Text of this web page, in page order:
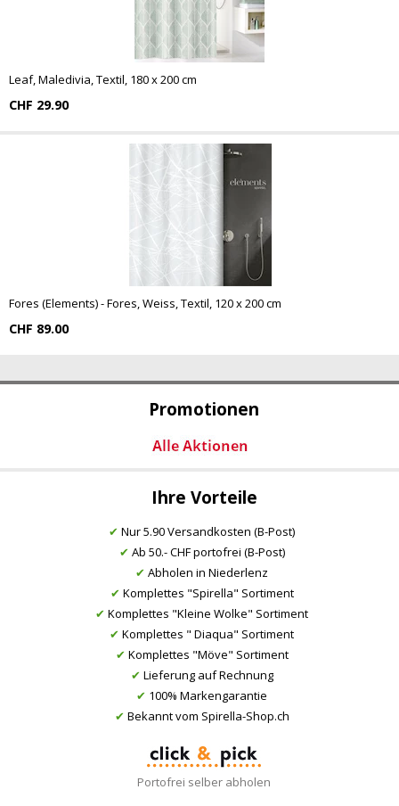
Promotionen
Ihre Vorteile
✔ Nur 5.90 Versandkosten (B-Post)
✔ Ab 50.- CHF portofrei (B-Post)
✔ Abholen in Niederlenz
✔ Komplettes "Spirella" Sortiment
✔ Komplettes "Kleine Wolke" Sortiment
✔ Komplettes " Diaqua" Sortiment
✔ Komplettes "Möve" Sortiment
✔ Lieferung auf Rechnung
✔ 100% Markengarantie
✔ Bekannt vom Spirella-Shop.ch
Portofrei selber abholen
Leaf, Maledivia, Textil, 180 x 200 cm
CHF 29.90
Fores (Elements) - Fores, Weiss, Textil, 120 x 200 cm
CHF 89.00